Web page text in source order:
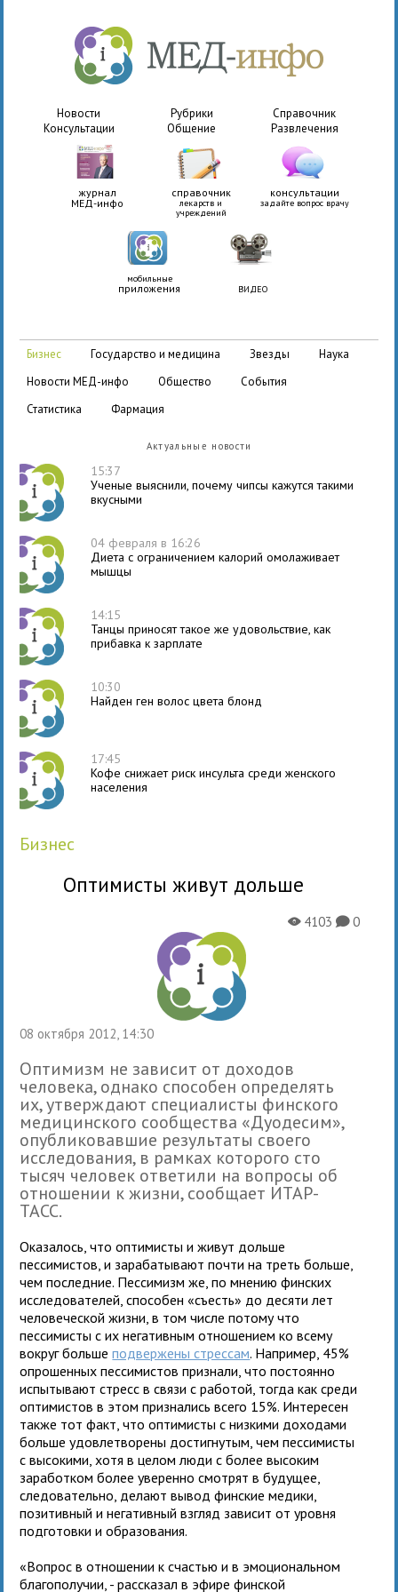
Новости Рубрики
Справочник
Консультации
Общение Развлечения
журнал
МЕД-инфо
справочник
лекарств и
учреждений
консультации
задайте вопрос врачу
мобильные
приложения ВИДЕО
бизнес государство и медицина звезды
наука
новости МЕД-инфо
общество
события
статистика
фармация
Актуальные новости
15:37
Ученые выяснили, почему чипсы кажутся такими
вкусными
04 февраля в 16:26
Диета с ограничением калорий омолаживает
мышцы
14:15
Танцы приносят такое же удовольствие, как
прибавка к зарплате
10:30
Найден ген волос цвета блонд
17:45
Кофе снижает риск инсульта среди женского
населения
бизнес
Оптимисты живут дольше
08 октября 2012, 14:30
X4103K0
Оптимизм не зависит от доходов
человека, однако способен определять
их, утверждают специалисты финского
медицинского сообщества «Дуодесим»,
опубликовавшие результаты своего
исследования, в рамках которого сто
тысяч человек ответили на вопросы об
отношении к жизни, сообщает ИТАР-
ТАСС.
Оказалось, что оптимисты и живут дольше
пессимистов, и зарабатывают почти на треть больше,
чем последние. Пессимизм же, по мнению финских
исследователей, способен «съесть» до десяти лет
человеческой жизни, в том числе потому что
пессимисты с их негативным отношением ко всему
вокруг большеподвержены стрессам. Например, 45%
опрошенных пессимистов признали, что постоянно
испытывают стресс в связи с работой, тогда как среди
оптимистов в этом признались всего 15%. Интересен
также тот факт, что оптимисты с низкими доходами
больше удовлетворены достигнутым, чем пессимисты
с высокими, хотя в целом люди с более высоким
заработком более уверенно смотрят в будущее,
следовательно, делают вывод финские медики,
позитивный и негативный взгляд зависит от уровня
подготовки и образования.
«Вопрос в отношении к счастью и в эмоциональном
благополучии, - рассказал в эфире финской